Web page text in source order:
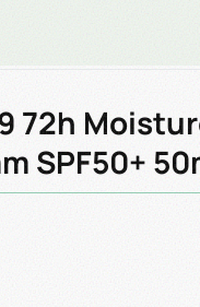
SPF50+ 50ml
72h
SPF50+